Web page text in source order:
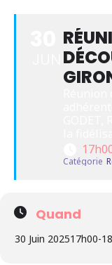
Catégorie
Quand
30 Juin 202517h00-